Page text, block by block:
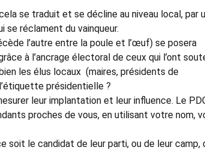
se traduit et se décline au niveau local, par
se réclament du vainqueur.
l’autre entre la poule et l’œuf) se posera
à l’ancrage électoral de ceux qui l’ont
les élus locaux (maires, présidents de
présidentielle ?
leur implantation et leur influence. Le
proches de vous, en utilisant votre nom,
soit le candidat de leur parti, ou de leur camp,